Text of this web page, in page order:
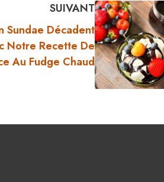
SUIVANT
Sundae Décadent
Notre Recette De
Au Fudge Chaud